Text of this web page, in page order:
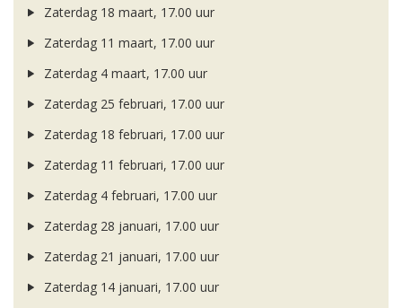
Zaterdag 18 maart, 17.00 uur
Zaterdag 11 maart, 17.00 uur
Zaterdag 4 maart, 17.00 uur
Zaterdag 25 februari, 17.00 uur
Zaterdag 18 februari, 17.00 uur
Zaterdag 11 februari, 17.00 uur
Zaterdag 4 februari, 17.00 uur
Zaterdag 28 januari, 17.00 uur
Zaterdag 21 januari, 17.00 uur
Zaterdag 14 januari, 17.00 uur